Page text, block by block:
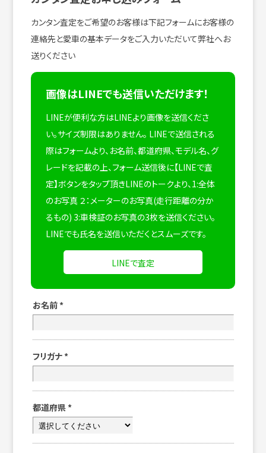
カンタン査定をご希望のお客様は下記フォームにお客様の
連絡先と愛車の基本データをご入力いただいて弊社へお
送りください
画像はLINEでも送信いただけます！
LINEが便利な方はLINEより画像を送信くださ
い。サイズ制限はありません。 LINEで送信される
際はフォームより、お名前、都道府県、モデル名、グ
レードを記載の上、フォーム送信後に【LINEで査
定】ボタンをタップ頂きLINEのトークより、1:全体
のお写真 ２：メーターのお写真(走行距離の分か
るもの) 3:車検証のお写真の3枚を送信ください。
LINEでも氏名を送信いただくとスムーズです。
LINEで査定
お名前 *
フリガナ *
都道府県 *